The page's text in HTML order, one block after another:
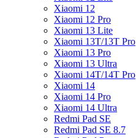
Xiaomi 12
Xiaomi 12 Pro
Xiaomi 13 Lite
Xiaomi 13T/13T Pro
Xiaomi 13 Pro
Xiaomi 13 Ultra
Xiaomi 14T/14T Pro
Xiaomi 14
Xiaomi 14 Pro
Xiaomi 14 Ultra
Redmi Pad SE
Redmi Pad SE 8.7